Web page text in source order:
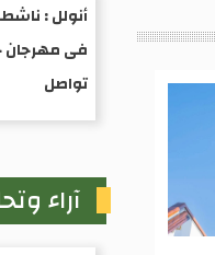
أنولل :
فى مهرجان
تواصل
آراء